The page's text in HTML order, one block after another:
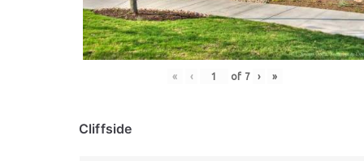
« ‹ of 7 › »
Cliffside